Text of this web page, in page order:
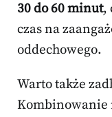
30 do 60 minut,
czas na
oddechowego.
Warto także
Kombinowanie